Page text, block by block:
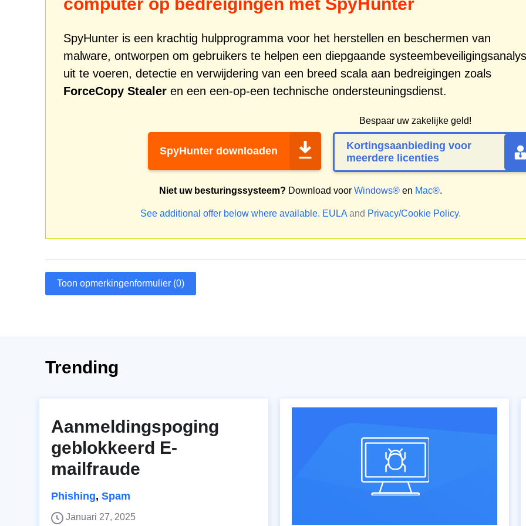
SpyHunter is een krachtig hulpprogramma voor het herstellen en beschermen van
malware, ontworpen om gebruikers te helpen een diepgaande
uit te voeren, detectie en verwijdering van een breed scala aan bedreigingen zoals
ForceCopy Stealer en een een-op-een technische ondersteuningsdienst.
SpyHunter downloaden
Bespaar uw zakelijke geld!
Kortingsaanbieding voor
meerdere licenties
Niet uw besturingssysteem? Download voor Windows® en Mac®.
See additional offer below where available. EULA and Privacy/Cookie Policy.
Toon opmerkingenformulier (0)
Trending
Aanmeldingspoging
geblokkeerd E-
mailfraude
Phishing, Spam
Januari 27, 2025